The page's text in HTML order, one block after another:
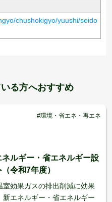
chushokigyo/yuushi/seido
る方へおすすめ
#環境・省エネ・再エネ
ルギー・省エネルギー設
令和7年度）
効果ガスの排出削減に効果
エネルギー・省エネルギー